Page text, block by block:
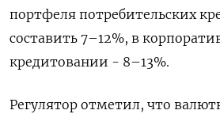
портфеля потребительских
составить 7–12%, в
кредитовании - 8–13%.
Регулятор отметил, что